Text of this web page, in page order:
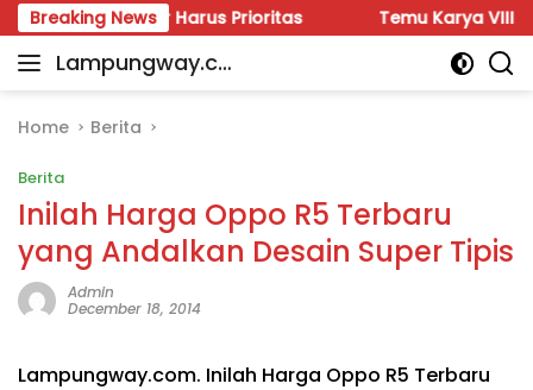
Skip
to
content
Breaking News
Meter Harus Prioritas Temu Karya VIII Karang
Lampungway.co
Portal
Daerah
Terpercaya
dan
Terupdate
Home Berita
Berita
Inilah Harga Oppo R5 Terbaru
yang Andalkan Desain Super Tipis
Admin
December 18, 2014
Lampungway.com. Inilah Harga Oppo R5 Terbaru